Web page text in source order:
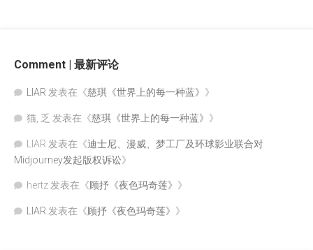
Comment | 最新评论
LIAR 发表在《慈琪《世界上的每一种蓝》 》
猫, 乏 发表在《慈琪《世界上的每一种蓝》 》
LIAR 发表在《迪士尼、漫威、梦工厂及环球影业联合对
Midjourney发起版权诉讼》
hertz 发表在《顾抒《夜色玛奇莲》 》
LIAR 发表在《顾抒《夜色玛奇莲》 》